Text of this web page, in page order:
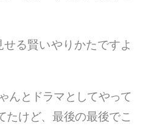
せる賢いやりかたですよ
んとドラマとしてやって
たけど、最後の最後でこ